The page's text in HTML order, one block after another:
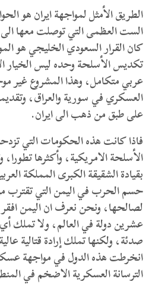
الطريق الأمثل لمواجهة ايران هو
الست العظمى التي توصلت معها الى
كان القرار السعودي الخليجي هو
تكديس الأسلحة وحده ليس الخيار
عربي متكامل، وهذا المشروع غير
العسكري في سورية والعراق،
على طبق من ذهب الى ايران.
فاذا كانت هذه الحكومات التي
الأسلحة الامريكية، وأكثرها
بقيادة الشقيقة الكبرى المملكة
حسم الحرب في اليمن التي تقترب
لصالحها، ونحن نعرف ان اليمن
عشرين دولة في العالم، ولا تملك
صدئة، ولكنها تملك إرادة قتالية
انخرطت هذه الدول في مواجهة
الترسانة العسكرية الاضخم في